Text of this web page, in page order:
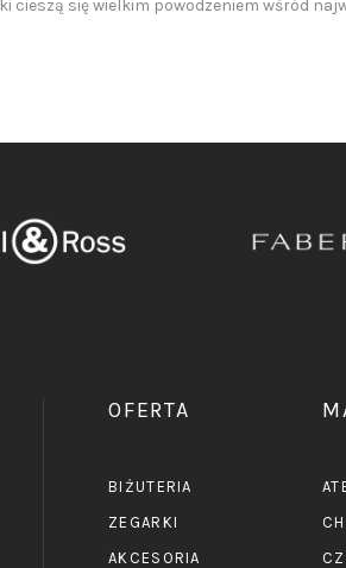
się wielkim powodzeniem wśród
OFERTA
BIŻUTERIA
ZEGARKI
AKCESORIA